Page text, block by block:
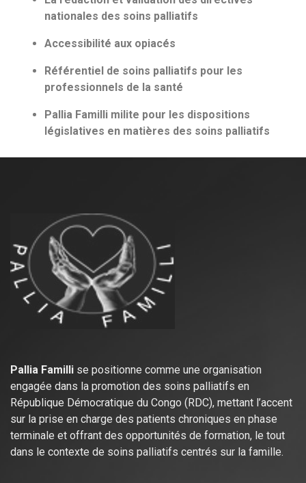
nationales des soins palliatifs
Accessibilité aux opiacés
Référentiel de soins palliatifs pour les
professionnels de la santé
Pallia Familli milite pour les dispositions
législatives en matières des soins palliatifs
Pallia Familli se positionne comme une organisation
engagée dans la promotion des soins palliatifs en
République Démocratique du Congo (RDC), mettant l’accent
sur la prise en charge des patients chroniques en phase
terminale et offrant des opportunités de formation, le tout
dans le contexte de soins palliatifs centrés sur la famille.